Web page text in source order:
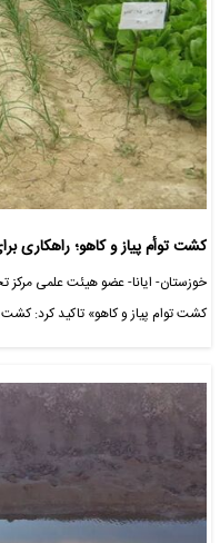
کشت توأم پیاز و کاهو؛ راهکاری
خوزستان- ایانا- عضو هیئت علمی مرکز
کشت توام پیاز و کاهو» تاکید کرد: